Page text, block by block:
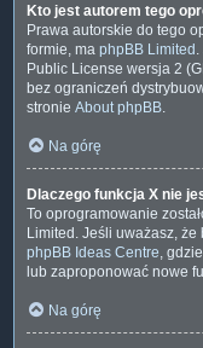
Kto jest autorem tego
Prawa autorskie do tego
formie, ma phpBB Limited
Public License wersja 2
bez ograniczeń
stronie About phpBB.
Na górę
Dlaczego funkcja X nie
To oprogramowanie
Limited. Jeśli uważasz,
phpBB Ideas Centre,
lub zaproponować nowe
Na górę